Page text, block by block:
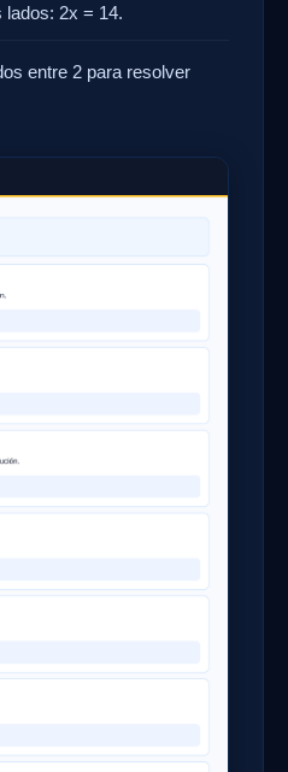
lados: 2x = 14.
entre 2 para resolver